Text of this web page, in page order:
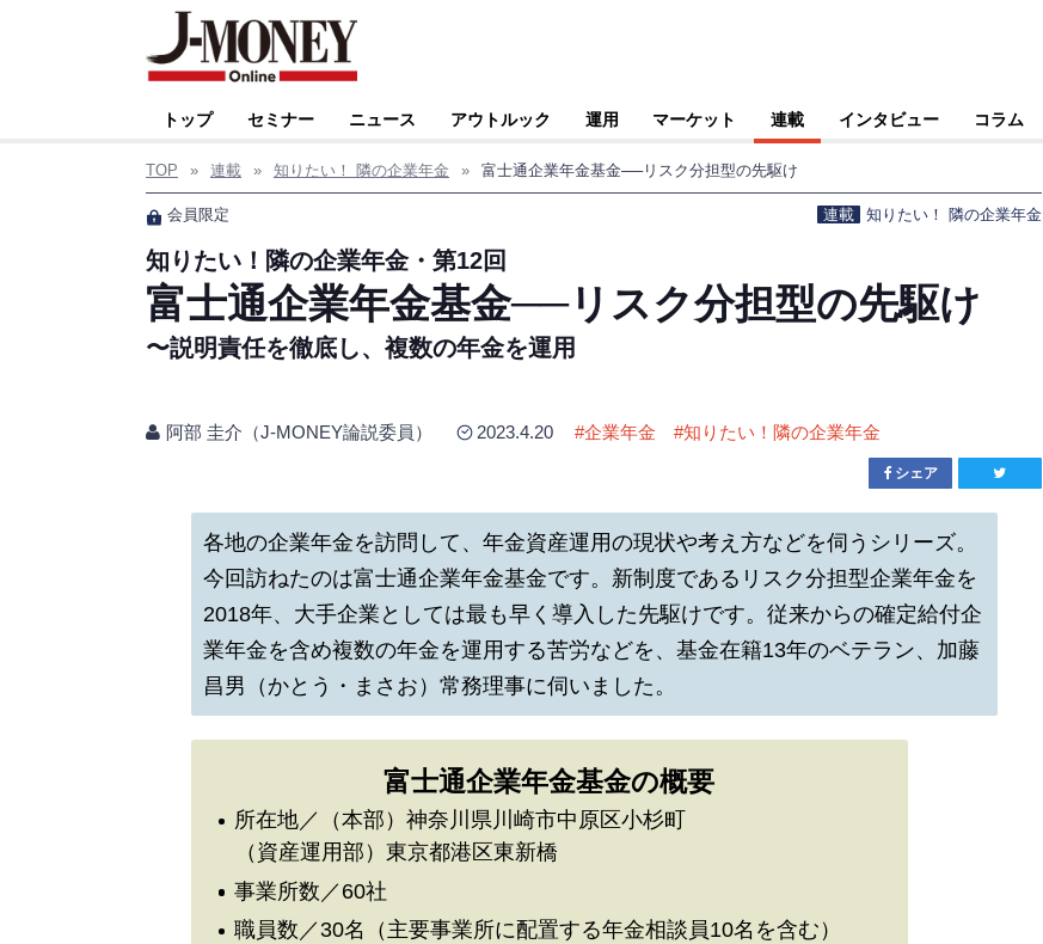
トップ セミナー ニュース アウトルック 運用 マーケット 連載 インタビュー コラム
TOP » 連載 » 知りたい！ 隣の企業年金 » 富士通企業年金基金──リスク分担型の先駆け
会員限定 連載 知りたい！ 隣の企業年金
知りたい！隣の企業年金・第12回
富士通企業年金基金──リスク分担型の先駆け
〜説明責任を徹底し、複数の年金を運用
阿部 圭介（J-MONEY論説委員） 2023.4.20 #企業年金 #知りたい！隣の企業年金
シェア
各地の企業年金を訪問して、年金資産運用の現状や考え方などを伺うシリーズ。
今回訪ねたのは富士通企業年金基金です。新制度であるリスク分担型企業年金を
2018年、大手企業としては最も早く導入した先駆けです。従来からの確定給付企
業年金を含め複数の年金を運用する苦労などを、基金在籍13年のベテラン、加藤
昌男（かとう・まさお）常務理事に伺いました。
富士通企業年金基金の概要
所在地／（本部）神奈川県川崎市中原区小杉町
（資産運用部）東京都港区東新橋
事業所数／60社
職員数／30名（主要事業所に配置する年金相談員10名を含む）